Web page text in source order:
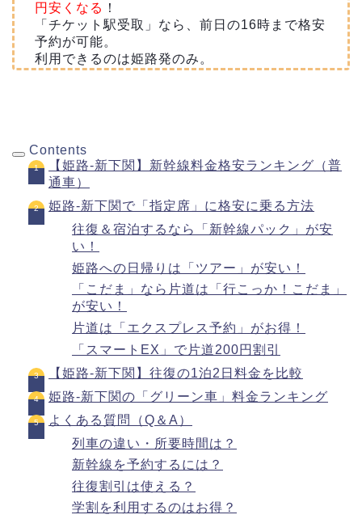
円安くなる ！
「チケット駅受取」なら、前日の16時まで格安
予約が可能。
利用できるのは姫路発のみ。
Contents
【姫路-新下関】新幹線料金格安ランキング（普
通車）
姫路-新下関で「指定席」に格安に乗る方法
往復＆宿泊するなら「新幹線パック」が安
い！
姫路への日帰りは「ツアー」が安い！
「こだま」なら片道は「行こっか！こだま」
が安い！
片道は「エクスプレス予約」がお得！
「スマートEX」で片道200円割引
【姫路-新下関】往復の1泊2日料金を比較
姫路-新下関の「グリーン車」料金ランキング
よくある質問（Q＆A）
列車の違い・所要時間は？
新幹線を予約するには？
往復割引は使える？
学割を利用するのはお得？